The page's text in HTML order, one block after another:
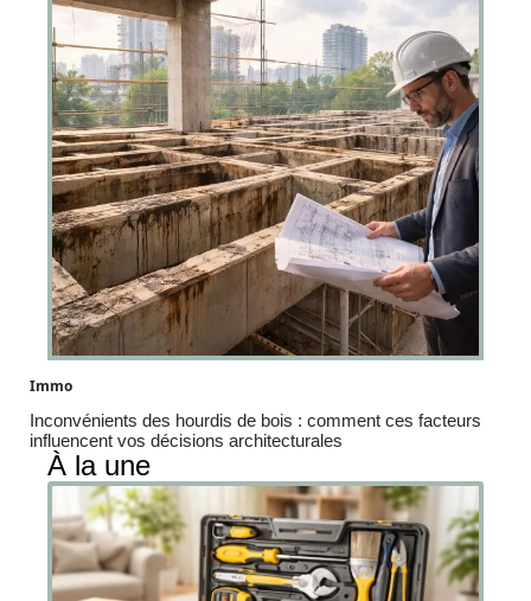
Immo
Inconvénients des hourdis de bois : comment ces facteurs
influencent vos décisions architecturales
À la une